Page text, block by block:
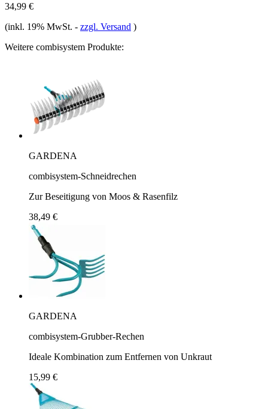
34,99 €
(inkl. 19% MwSt. - zzgl. Versand )
Weitere combisystem Produkte:
GARDENA
combisystem-Schneidrechen
Zur Beseitigung von Moos & Rasenfilz
38,49 €
GARDENA
combisystem-Grubber-Rechen
Ideale Kombination zum Entfernen von Unkraut
15,99 €